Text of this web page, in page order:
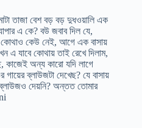
তাজা বেশ বড় বড় দুধওয়ালি এক
এ কে? বউ জবাব দিল যে,
কোথাও কেউ নেই, আগে এক বাসায়
এ যাবে কোথায় তাই রেখে দিলাম,
কাজেই অন্য কারো যদি লাগে
ব্লাউজটা দেখেছ? যে বাসায়
দেয়নি? অন্তত তোমার